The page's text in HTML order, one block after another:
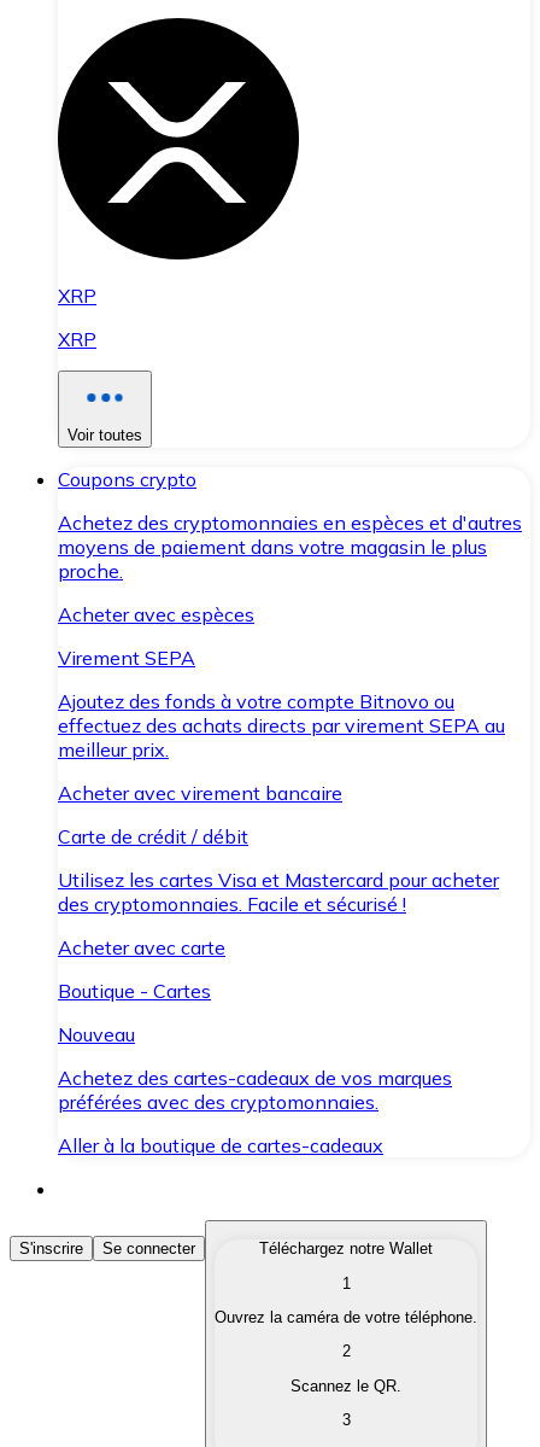
XRP
XRP
Voir toutes
Coupons crypto
Achetez des cryptomonnaies en espèces et d'autres
moyens de paiement dans votre magasin le plus
proche.
Acheter avec espèces
Virement SEPA
Ajoutez des fonds à votre compte Bitnovo ou
effectuez des achats directs par virement SEPA au
meilleur prix.
Acheter avec virement bancaire
Carte de crédit / débit
Utilisez les cartes Visa et Mastercard pour acheter
des cryptomonnaies. Facile et sécurisé !
Acheter avec carte
Boutique - Cartes
Nouveau
Achetez des cartes-cadeaux de vos marques
préférées avec des cryptomonnaies.
Aller à la boutique de cartes-cadeaux
Acheter des Cryptomonnaies
Achetez les cryptomonnaies qui vous intéressent
Convertissez vos cryptomonnaies en monnaie
S'inscrire Se connecter
Téléchargez notre Wallet
1
Ouvrez la caméra de votre téléphone.
2
Scannez le QR.
3